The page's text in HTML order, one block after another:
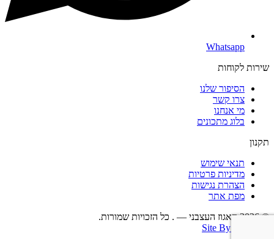
Whatsapp
שירות לקוחות
הסיפור שלנו
צרו קשר
מי אנחנו
בלוג מתכונים
תקנון
תנאי שימוש
מדיניות פרטיות
הצהרת נגישות
מפת אתר
© 2026 האגוז העצבני — . כל הזכויות שמורות.
Site By : LINGO